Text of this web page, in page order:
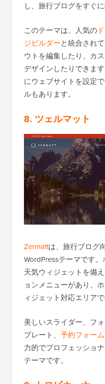
し、旅行ブログをすぐに
このテーマは、人気の
ジビルダーと統合され
ウトを編集したり、カ
デザインしたりできま
にウェブサイトを設定
ルもあります。
8. ツェルマット
Zermattは、旅行ブログ
WordPressテーマです
天気ウィジェットを備
ョンメニューがあり、
ィジェット対応エリア
美しいスライダー、フ
プレート、 予約フォーム
力的でプロフェッショ
テーマです。